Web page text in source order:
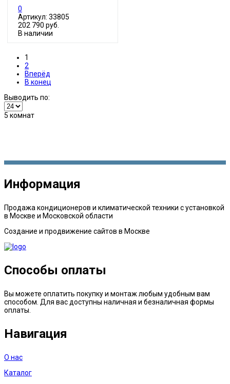
0
Артикул: 33805
202 790 руб.
В наличии
1
2
Вперёд
В конец
Выводить по:
5 комнат
Информация
Продажа кондиционеров и климатической техники с установкой
в Москве и Московской области
Создание и продвижение сайтов в Москве
Способы оплаты
Вы можете оплатить покупку и монтаж любым удобным вам
способом. Для вас доступны наличная и безналичная формы
оплаты.
Навигация
О нас
Каталог